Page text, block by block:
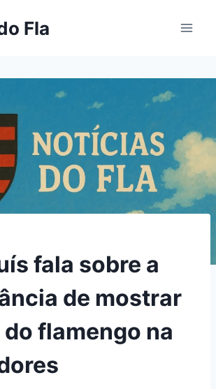
Fla
fala sobre a
de mostrar
flamengo na